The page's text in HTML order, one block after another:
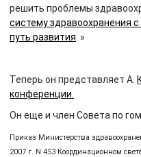
решить проблемы
систему здравоохранения
путь развития . »
Теперь он представляет А.
конференции.
Он еще и член Совета по
Приказ Министерства
2007 г. N 453 Координационном